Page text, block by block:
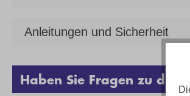
Anleitungen und Sicherheit
Haben Sie Fragen zu